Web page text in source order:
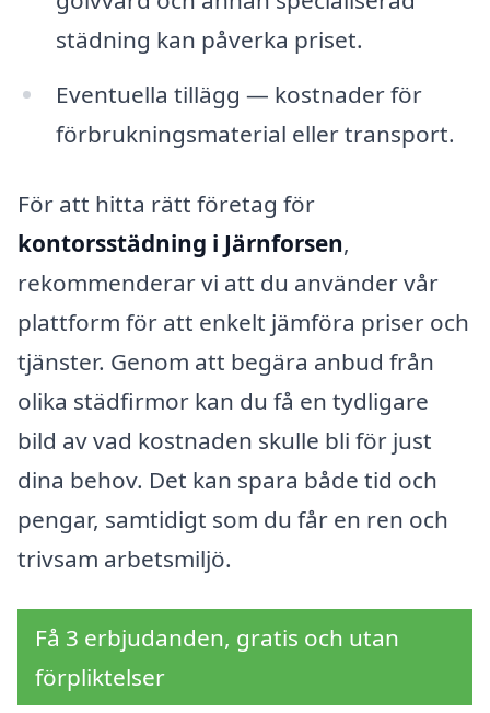
städning kan påverka priset.
Eventuella tillägg — kostnader för
förbrukningsmaterial eller transport.
För att hitta rätt företag för
kontorsstädning i Järnforsen,
rekommenderar vi att du använder vår
plattform för att enkelt jämföra priser och
tjänster. Genom att begära anbud från
olika städfirmor kan du få en tydligare
bild av vad kostnaden skulle bli för just
dina behov. Det kan spara både tid och
pengar, samtidigt som du får en ren och
trivsam arbetsmiljö.
Få 3 erbjudanden, gratis och utan
förpliktelser